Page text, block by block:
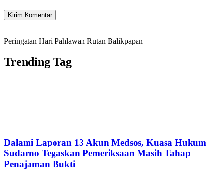
Peringatan Hari Pahlawan Rutan Balikpapan
Trending Tag
Dalami Laporan 13 Akun Medsos, Kuasa Hukum
Sudarno Tegaskan Pemeriksaan Masih Tahap
Penajaman Bukti